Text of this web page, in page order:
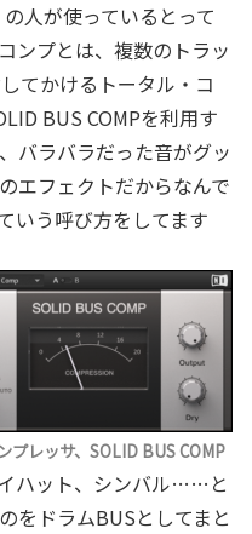
人が使っているとって
ンプとは、複数のトラッ
てかけるトータル・コ
BUS COMPを利用す
バラバラだった音がグッ
エフェクトだからなんで
いう呼び方をしてます
プレッサ、SOLID BUS COMP
ハット、シンバル……と
をドラムBUSとしてまと